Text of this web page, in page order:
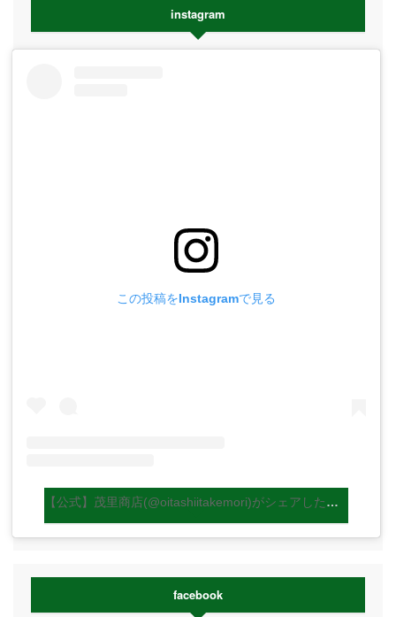
instagram
この投稿をInstagramで見る
【公式】茂里商店(@oitashiitakemori)がシェアした投稿
facebook